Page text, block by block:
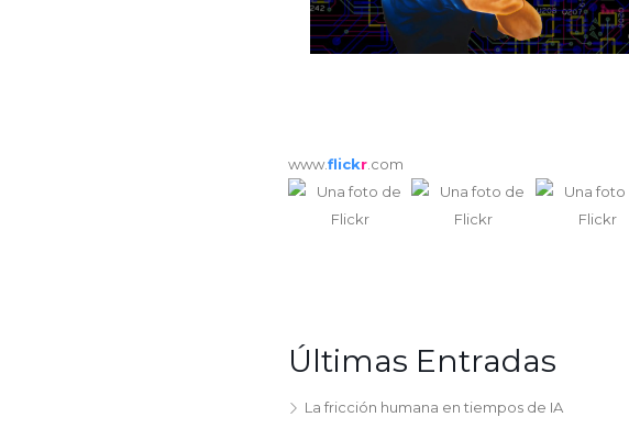
www.flickr .com
Últimas Entradas
La fricción humana en tiempos de IA